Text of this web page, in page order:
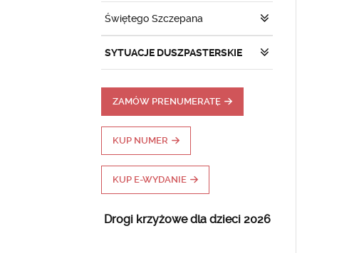
Świętego Szczepana
SYTUACJE DUSZPASTERSKIE
ZAMÓW PRENUMERATĘ
KUP NUMER
KUP E-WYDANIE
Drogi krzyżowe dla dzieci 2026